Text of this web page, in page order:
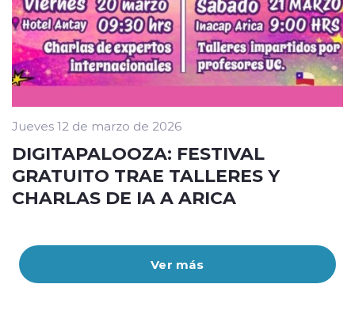
Ver más
Jueves 12 de marzo de 2026
DIGITAPALOOZA: FESTIVAL
GRATUITO TRAE TALLERES Y
CHARLAS DE IA A ARICA